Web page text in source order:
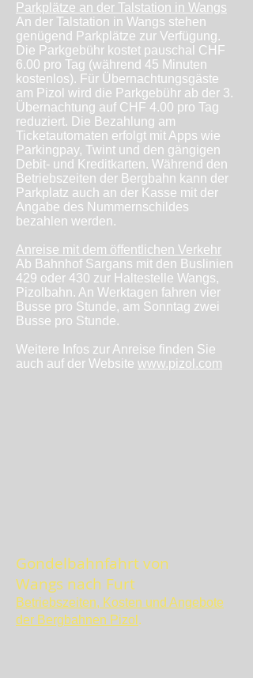
Parkplätze an der Talstation in Wangs
An der Talstation in Wangs stehen
genügend Parkplätze zur Verfügung.
Die Parkgebühr kostet pauschal CHF
6.00 pro Tag (während 45 Minuten
kostenlos). Für Übernachtungsgäste
am Pizol wird die Parkgebühr ab der 3.
Übernachtung auf CHF 4.00 pro Tag
reduziert. Die Bezahlung am
Ticketautomaten erfolgt mit Apps wie
Parkingpay, Twint und den gängigen
Debit- und Kreditkarten. Während den
Betriebszeiten der Bergbahn kann der
Parkplatz auch an der Kasse mit der
Angabe des Nummernschildes
bezahlen werden.
Anreise mit dem öffentlichen Verkehr
Ab Bahnhof Sargans mit den Buslinien
429 oder 430 zur Haltestelle Wangs,
Pizolbahn. An Werktagen fahren vier
Busse pro Stunde, am Sonntag zwei
Busse pro Stunde.
Weitere Infos zur Anreise finden Sie
auch auf der Website www.pizol.com
Gondelbahnfahrt von
Wangs nach Furt
Betriebszeiten, Kosten und Angebote
der Bergbahnen Pizol .